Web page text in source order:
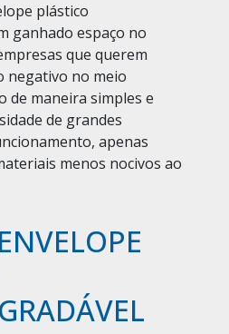
plástico
ganhado espaço no
que querem
negativo no meio
de maneira simples e
de grandes
apenas
menos nocivos ao